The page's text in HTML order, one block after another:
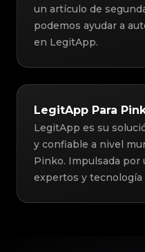
un artículo de
podemos ayudar a
en LegitApp.
LegitApp Para
LegitApp es su
y confiable a nivel
Pinko. Impulsada por
expertos y tecnología